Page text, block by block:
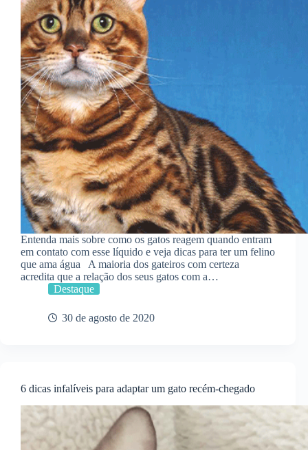
Entenda mais sobre como os gatos reagem quando entram
em contato com esse líquido e veja dicas para ter um felino
que ama água A maioria dos gateiros com certeza
acredita que a relação dos seus gatos com a…
Destaque
30 de agosto de 2020
6 dicas infalíveis para adaptar um gato recém-chegado